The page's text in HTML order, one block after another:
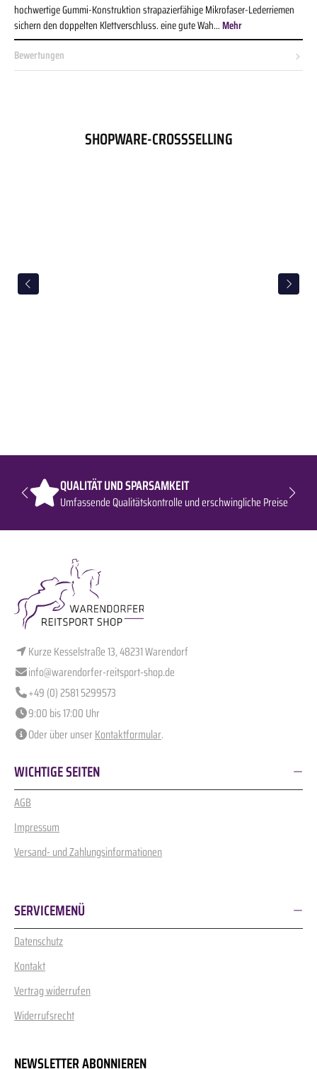
hochwertige Gummi-Konstruktion strapazierfähige Mikrofaser-Lederriemen
sichern den doppelten Klettverschluss. eine gute Wah…Mehr
Bewertungen
SHOPWARE-CROSSSELLING
QUALITÄT UND SPARSAMKEIT
Umfassende Qualitätskontrolle und erschwingliche Preise
Kurze Kesselstraße 13, 48231 Warendorf
info@warendorfer-reitsport-shop.de
+49 (0) 2581 5299573
9:00 bis 17:00 Uhr
Oder über unserKontaktformular.
WICHTIGE SEITEN
AGB
Impressum
Versand- und Zahlungsinformationen
SERVICEMENÜ
Datenschutz
Kontakt
Vertrag widerrufen
Widerrufsrecht
NEWSLETTER ABONNIEREN